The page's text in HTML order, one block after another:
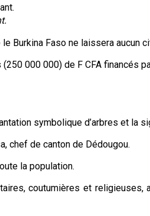
Burkina Faso ne laissera aucun
000 000) de F CFA financés
symbolique d’arbres et la
chef de canton de Dédougou.
la population.
coutumières et